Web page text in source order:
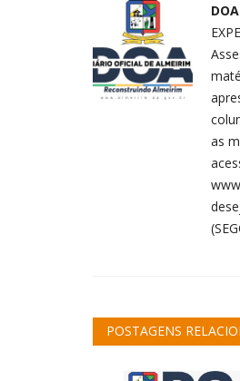
DOA
as
POSTAGENS